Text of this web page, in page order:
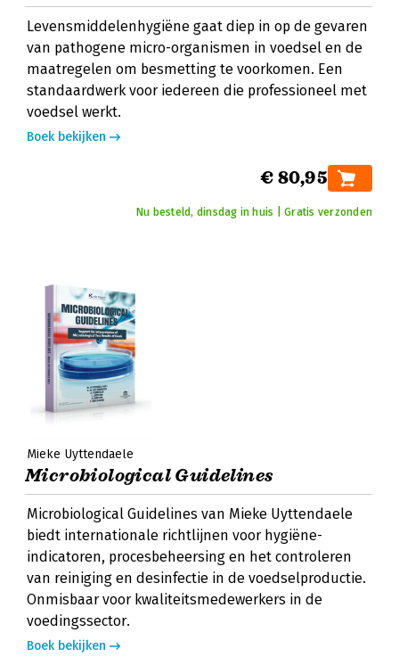
Levensmiddelenhygiëne gaat diep in op de gevaren
van pathogene micro-organismen in voedsel en de
maatregelen om besmetting te voorkomen. Een
standaardwerk voor iedereen die professioneel met
voedsel werkt.
Boek bekijken
€ 80,95
Nu besteld, dinsdag in huis | Gratis verzonden
Mieke Uyttendaele
Microbiological Guidelines
Microbiological Guidelines van Mieke Uyttendaele
biedt internationale richtlijnen voor hygiëne-
indicatoren, procesbeheersing en het controleren
van reiniging en desinfectie in de voedselproductie.
Onmisbaar voor kwaliteitsmedewerkers in de
voedingssector.
Boek bekijken